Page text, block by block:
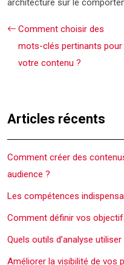
architecture sur le
Comment choisir des
mots-clés pertinants pour
votre contenu ?
Articles récents
Comment créer des
audience ?
Les compétences
Comment définir vos
Quels outils d’analyse
Améliorer la visibilité de vos